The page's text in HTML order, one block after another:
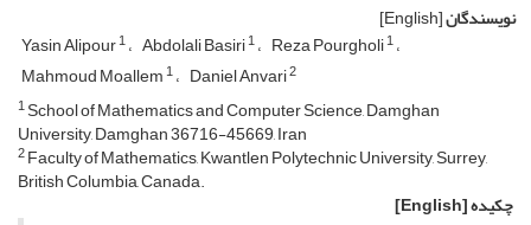
نویسندگان[English]
Yasin Alipour1 Abdolali Basiri1 Reza Pourgholi1
Mahmoud Moallem1 Daniel Anvari2
1School of Mathematics and Computer Science, Damghan
University, Damghan 36716-45669, Iran
2Faculty of Mathematics, Kwantlen Polytechnic University, Surrey,
British Columbia, Canada.
چکیده[English]